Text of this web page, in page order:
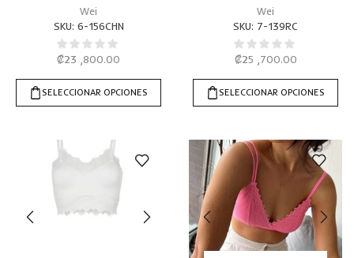
Wei
SKU: 6-156CHN
₡23 ,800.00
SELECCIONAR OPCIONES
Wei
SKU: 7-139RC
₡25 ,700.00
SELECCIONAR OPCIONES